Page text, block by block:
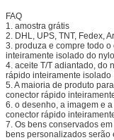
FAQ
1. amostra grátis
2. DHL, UPS, TNT, Fedex,
3. produza e compre todo
inteiramente isolado do
4. aceite T/T adiantado, do
rápido inteiramente isolado
5. A maioria de produto
conector rápido
6. o desenho, a imagem e
conector rápido
7. Os bens conservados
bens personalizados serão